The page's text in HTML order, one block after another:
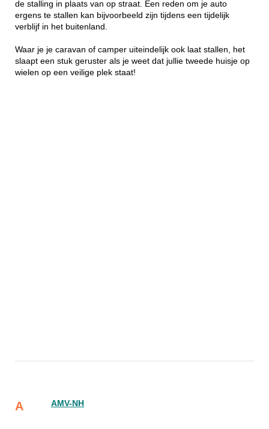
de stalling in plaats van op straat. Een reden om je auto
ergens te stallen kan bijvoorbeeld zijn tijdens een tijdelijk
verblijf in het buitenland.
Waar je je caravan of camper uiteindelijk ook laat stallen, het
slaapt een stuk geruster als je weet dat jullie tweede huisje op
wielen op een veilige plek staat!
A AMV-NH